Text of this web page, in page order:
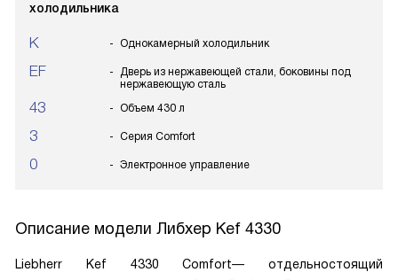
холодильника
K Однокамерный холодильник
EF
Дверь из нержавеющей стали, боковины под
нержавеющую сталь
43 Объем 430 л
3 Серия Comfort
0 Электронное управление
Описание модели Либхер Kef 4330
Liebherr Kef 4330 Comfort— отдельностоящий